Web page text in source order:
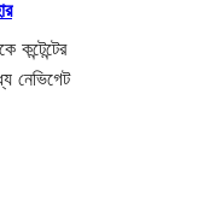
নেভিগেট